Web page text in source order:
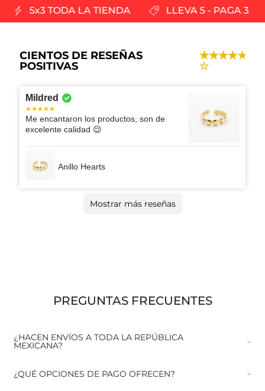
5x3 TODA LA TIENDA LLEVA 5 - PAGA 3
CIENTOS DE RESEÑAS
POSITIVAS
Mildred
Me encantaron los productos, son de
excelente calidad 😌
Anillo Hearts
Mostrar más reseñas
PREGUNTAS FRECUENTES
¿HACEN ENVÍOS A TODA LA REPÚBLICA
MEXICANA?
¿QUÉ OPCIONES DE PAGO OFRECEN?